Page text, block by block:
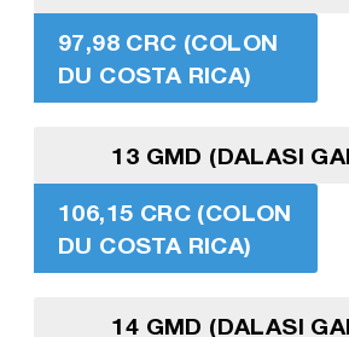
97,98 CRC (COLON
DU COSTA RICA)
13 GMD (DALASI
106,15 CRC (COLON
DU COSTA RICA)
14 GMD (DALASI